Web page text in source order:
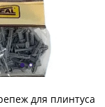
для плинтуса